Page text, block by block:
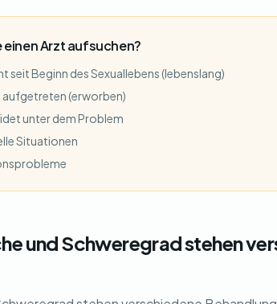
einen Arzt aufsuchen?
seit Beginn des Sexuallebens (lebenslang)
aufgetreten (erworben)
unter dem Problem
Situationen
und Schweregrad stehen